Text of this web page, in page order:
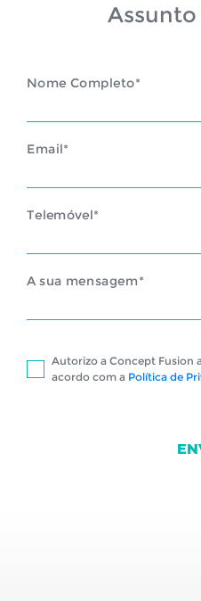
Assunto
Nome Completo*
Email*
Telemóvel*
A sua mensagem*
Autorizo a Concept Fusion
acordo com a Política de